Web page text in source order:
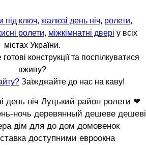
під ключ, жалюзі день ніч, ролети,
ролети, міжкімнатні двері у всіх
містах України.
конструкції та поспілкуватися
вживу?
Заїжджайте до нас на каву!
ніч Луцький район ролети ❤
ночь деревянный дешеве дешеві
дім для до дом домовенок
доступними евроокна